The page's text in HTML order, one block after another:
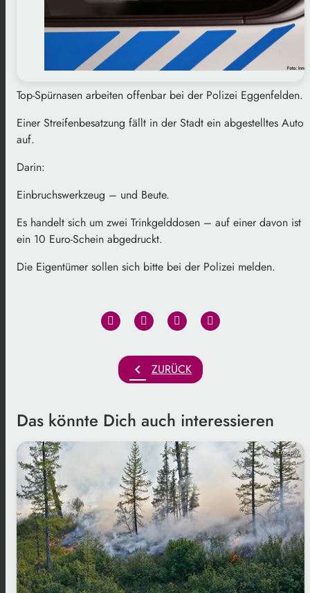
Top-Spürnasen arbeiten offenbar bei der Polizei Eggenfelden.
Einer Streifenbesatzung fällt in der Stadt ein abgestelltes Auto
auf.
Darin:
Einbruchswerkzeug – und Beute.
Es handelt sich um zwei Trinkgelddosen – auf einer davon ist
ein 10 Euro-Schein abgedruckt.
Die Eigentümer sollen sich bitte bei der Polizei melden.
chevron_left ZURÜCK
Das könnte Dich auch interessieren
Freepik